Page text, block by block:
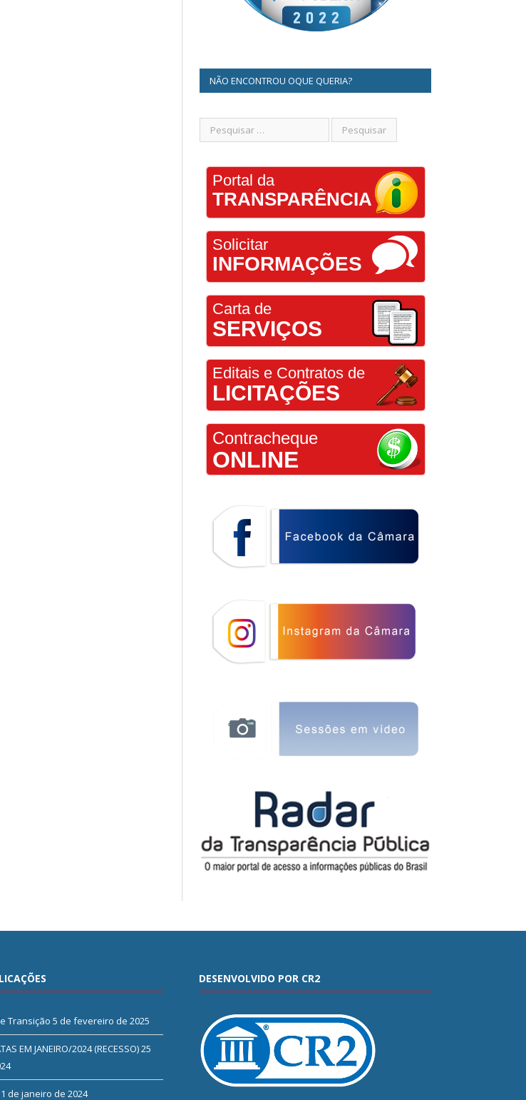
NÃO ENCONTROU OQUE QUERIA?
Portal da
TRANSPARÊNCIA
Solicitar
INFORMAÇÕES
Carta de
SERVIÇOS
Editais e Contratos de
LICITAÇÕES
Contracheque
ONLINE
Transição 5 de fevereiro de 2025
EM JANEIRO/2024 (RECESSO)25
1 de janeiro de 2024
DESENVOLVIDO POR CR2